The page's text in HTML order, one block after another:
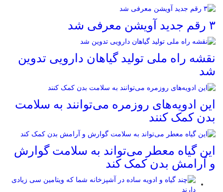
۳ رقم جدید آویشن معرفی شد
نقشه راه ملی تولید گیاهان دارویی تدوین
شد
این ادویه‌های روزمره می‌توانند به سلامت
بدن کمک کنند
این گیاه معطر می‌تواند به سلامت گوارش
و آرامش بدن کمک کند